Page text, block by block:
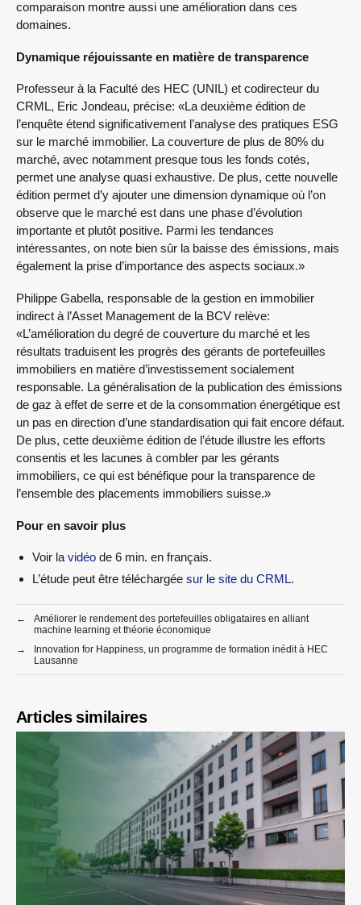
comparaison montre aussi une amélioration dans ces
domaines.
Dynamique réjouissante en matière de transparence
Professeur à la Faculté des HEC (UNIL) et codirecteur du
CRML, Eric Jondeau, précise: «La deuxième édition de
l’enquête étend significativement l’analyse des pratiques ESG
sur le marché immobilier. La couverture de plus de 80% du
marché, avec notamment presque tous les fonds cotés,
permet une analyse quasi exhaustive. De plus, cette nouvelle
édition permet d’y ajouter une dimension dynamique où l’on
observe que le marché est dans une phase d’évolution
importante et plutôt positive. Parmi les tendances
intéressantes, on note bien sûr la baisse des émissions, mais
également la prise d’importance des aspects sociaux.»
Philippe Gabella, responsable de la gestion en immobilier
indirect à l’Asset Management de la BCV relève:
«L’amélioration du degré de couverture du marché et les
résultats traduisent les progrès des gérants de portefeuilles
immobiliers en matière d’investissement socialement
responsable. La généralisation de la publication des émissions
de gaz à effet de serre et de la consommation énergétique est
un pas en direction d’une standardisation qui fait encore défaut.
De plus, cette deuxième édition de l’étude illustre les efforts
consentis et les lacunes à combler par les gérants
immobiliers, ce qui est bénéfique pour la transparence de
l’ensemble des placements immobiliers suisse.»
Pour en savoir plus
Voir la vidéo de 6 min. en français.
L’étude peut être téléchargée sur le site du CRML.
←
Améliorer le rendement des portefeuilles obligataires en alliant
machine learning et théorie économique
→
Innovation for Happiness, un programme de formation inédit à HEC
Lausanne
Articles similaires